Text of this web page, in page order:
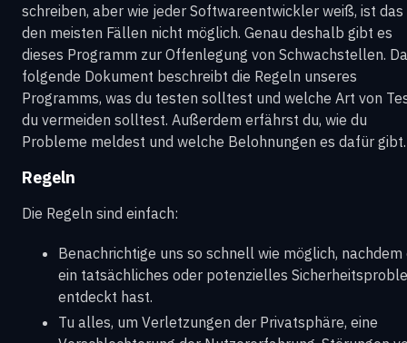
schreiben, aber wie jeder Softwareentwickler weiß, ist das
den meisten Fällen nicht möglich. Genau deshalb gibt es
dieses Programm zur Offenlegung von Schwachstellen.
folgende Dokument beschreibt die Regeln unseres
Programms, was du testen solltest und welche Art von
du vermeiden solltest. Außerdem erfährst du, wie du
Probleme meldest und welche Belohnungen es dafür gibt.
Regeln
Die Regeln sind einfach:
Benachrichtige uns so schnell wie möglich, nachdem
ein tatsächliches oder potenzielles
entdeckt hast.
Tu alles, um Verletzungen der Privatsphäre, eine